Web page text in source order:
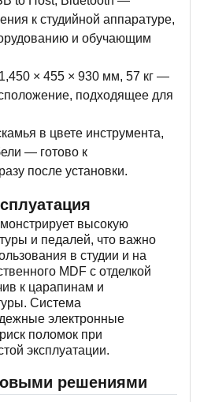
к студийной аппаратуре,
и обучающим
1,450 × 455 × 930 мм, 57 кг —
подходящее для
в цвете инструмента,
— готово к
после установки.
высокую
и педалей, что важно
в студии и на
MDF с отделкой
к царапинам и
Система
электронные
поломок при
эксплуатации.
решениями